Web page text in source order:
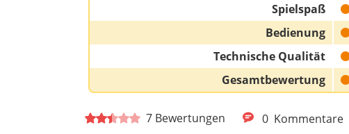
Spielspaß
Bedienung
Technische Qualität
Gesamtbewertung
7 Bewertungen 0 Kommentare